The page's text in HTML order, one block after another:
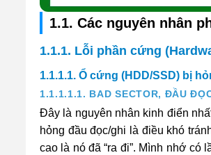
1.1. Các nguyên nhân
1.1.1. Lỗi phần cứng
1.1.1.1. Ổ cứng (HDD/SSD) bị
1.1.1.1.1. BAD SECTOR, ĐẦU
Đây là nguyên nhân kinh điển
hỏng đầu đọc/ghi là điều khó
cao là nó đã “ra đi”. Mình nhớ có